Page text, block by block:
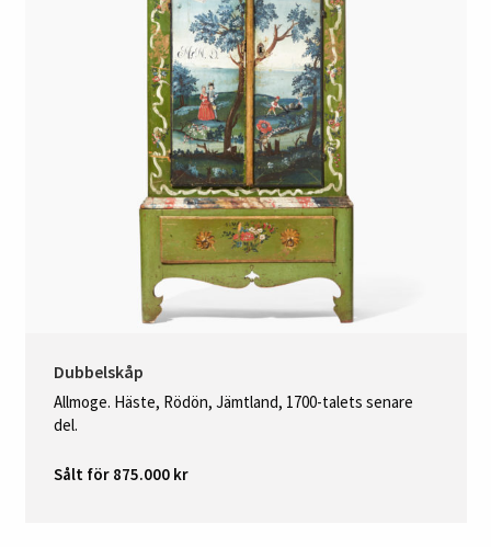
Dubbelskåp
Allmoge. Häste, Rödön, Jämtland, 1700-talets senare
del.
Sålt för 875.000 kr